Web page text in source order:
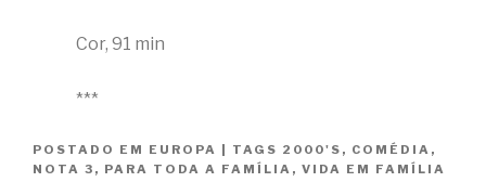
Cor, 91 min
***
POSTADO EM EUROPA | TAGS 2000'S , COMÉDIA ,
NOTA 3 , PARA TODA A FAMÍLIA , VIDA EM FAMÍLIA